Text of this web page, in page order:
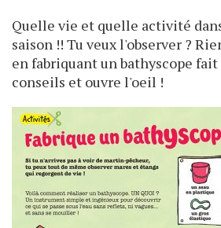
Quelle vie et quelle activité
saison !! Tu veux l'observer ?
en fabriquant un bathyscope fait
conseils et ouvre l'oeil !